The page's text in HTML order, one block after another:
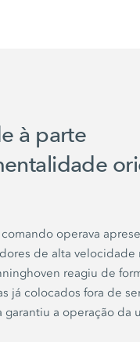
à parte
operava
de alta
reagiu de
já colocados fora de
a operação da